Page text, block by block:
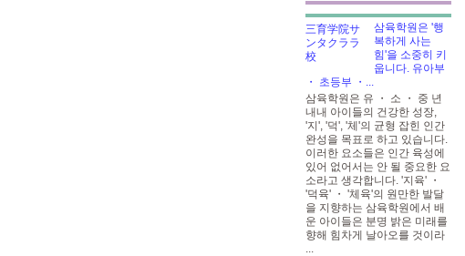
삼육학원은 '행
복하게 사는
힘'을 소중히 키
웁니다. 유아부
・ 초등부 ・...
삼육학원은 유 ・ 소 ・ 중 년
내내 아이들의 건강한 성장,
'지', '덕', '체'의 균형 잡힌 인간
완성을 목표로 하고 있습니다.
이러한 요소들은 인간 육성에
있어 없어서는 안 될 중요한 요
소라고 생각합니다. '지육' ・
'덕육' ・ '체육'의 원만한 발달
을 지향하는 삼육학원에서 배
운 아이들은 분명 밝은 미래를
향해 힘차게 날아오를 것이라
...